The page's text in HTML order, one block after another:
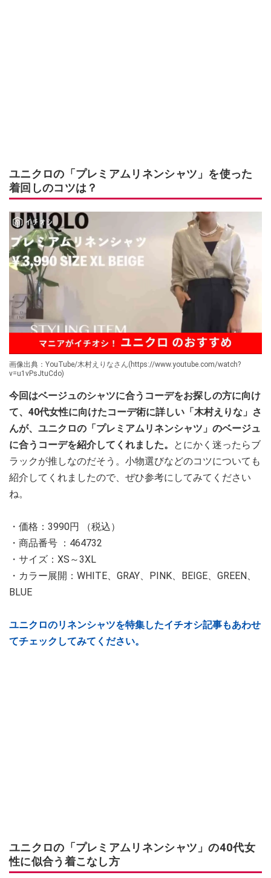
ユニクロの「プレミアムリネンシャツ」を使った
着回しのコツは？
画像出典：YouTube/木村えりなさん(https://www.youtube.com/watch?
v=u1vPsJtuCdo)
今回はベージュのシャツに合うコーデをお探しの方に向け
て、40代女性に向けたコーデ術に詳しい「木村えりな」さ
んが、ユニクロの「プレミアムリネンシャツ」のベージュ
に合うコーデを紹介してくれました。
とにかく迷ったらブ
ラックが推しなのだそう。小物選びなどのコツについても
紹介してくれましたので、ぜひ参考にしてみてください
ね。
・価格：3990円 （税込）
・商品番号 ：464732
・サイズ：XS～3XL
・カラー展開：WHITE、GRAY、PINK、BEIGE、GREEN、
BLUE
ユニクロのリネンシャツを特集したイチオシ記事もあわせ
てチェックしてみてください。
ユニクロの「プレミアムリネンシャツ」の40代女
性に似合う着こなし方